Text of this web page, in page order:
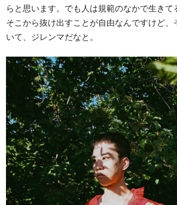
らと思います。でも人は規範のなかで生きて
そこから抜け出すことが自由なんですけど、
いて、ジレンマだなと。